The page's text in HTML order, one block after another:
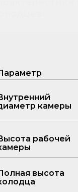
камеры
рабочей
высота